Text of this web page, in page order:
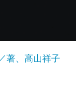
著、高山祥子